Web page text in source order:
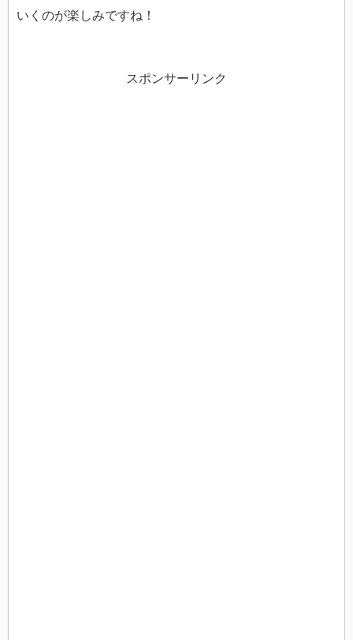
いくのが楽しみですね！
スポンサーリンク